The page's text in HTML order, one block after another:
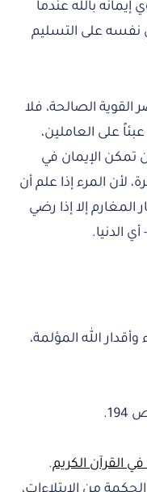
بالله عندما
نفسه على التسليم
القوية الصالحة، فلا
على العاملين،
تمكن الإيمان في
لأن المرء إذا علم أن
المغارم إلا إذا رضي
الدنيا.
وأقدار الله المؤلمة،
القرآن الكريم.